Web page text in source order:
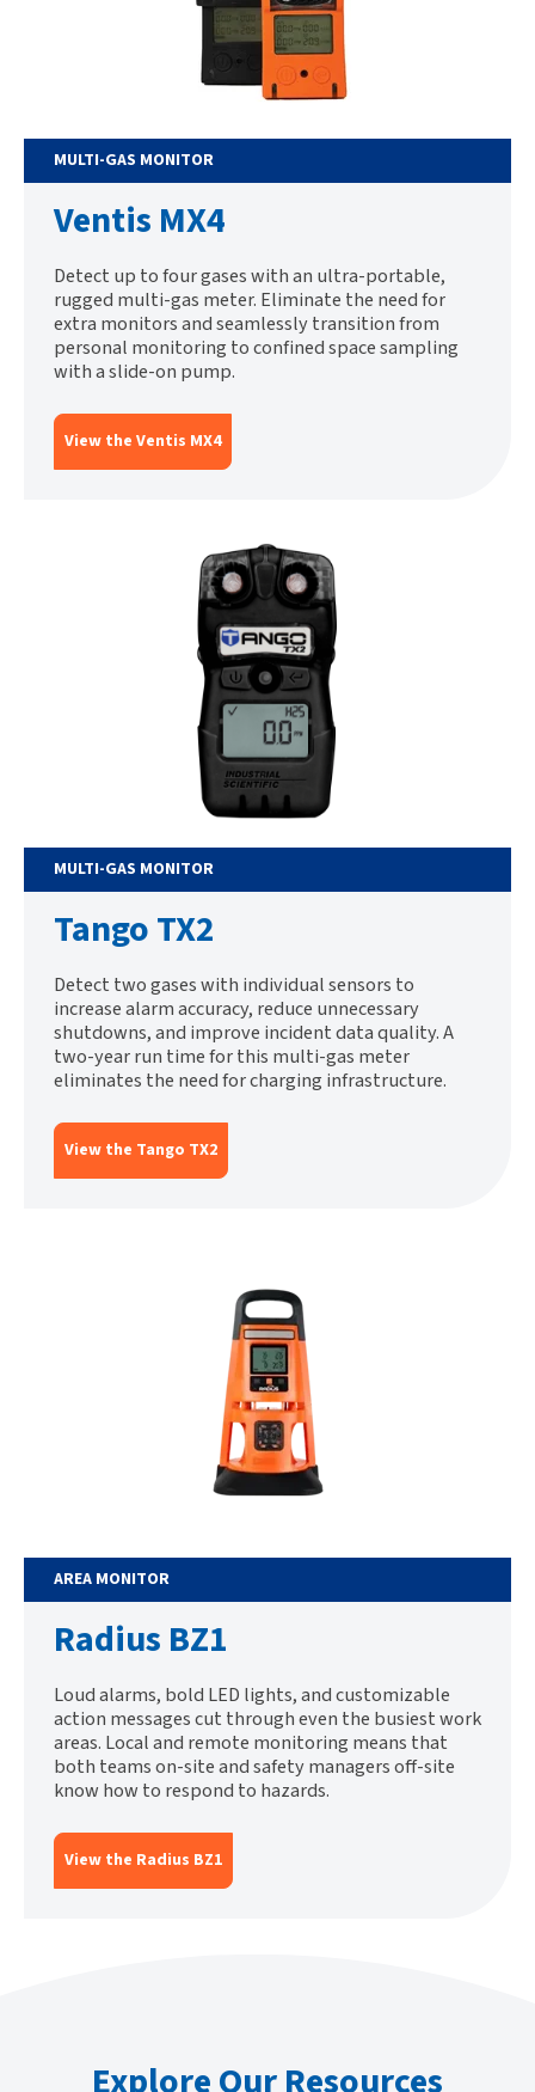
MULTI-GAS MONITOR
Ventis MX4
Detect up to four gases with an ultra-portable,
rugged multi-gas meter. Eliminate the need for
extra monitors and seamlessly transition from
personal monitoring to confined space sampling
with a slide-on pump.
View the Ventis MX4
MULTI-GAS MONITOR
Tango TX2
Detect two gases with individual sensors to
increase alarm accuracy, reduce unnecessary
shutdowns, and improve incident data quality. A
two-year run time for this multi-gas meter
eliminates the need for charging infrastructure.
View the Tango TX2
AREA MONITOR
Radius BZ1
Loud alarms, bold LED lights, and customizable
action messages cut through even the busiest work
areas. Local and remote monitoring means that
both teams on-site and safety managers off-site
know how to respond to hazards.
View the Radius BZ1
Explore Our Resources